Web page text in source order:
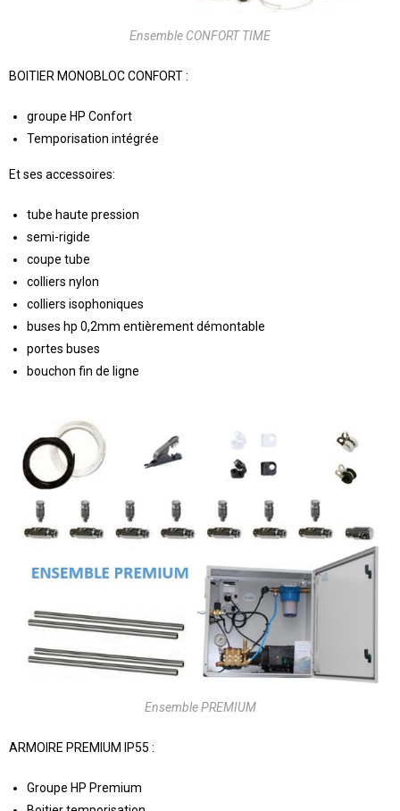
Ensemble CONFORT TIME
BOITIER MONOBLOC CONFORT :
groupe HP Confort
Temporisation intégrée
Et ses accessoires:
tube haute pression
semi-rigide
coupe tube
colliers nylon
colliers isophoniques
buses hp 0,2mm entièrement démontable
portes buses
bouchon fin de ligne
Ensemble PREMIUM
ARMOIRE PREMIUM IP55 :
Groupe HP Premium